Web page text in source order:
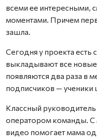
всеми ее интересными,
моментами. Причем
зашла.
Сегодня у проекта есть
выкладывают все
появляются два раза в
подписчиков —
Классный руководитель
оператором команды.
видео помогает мама